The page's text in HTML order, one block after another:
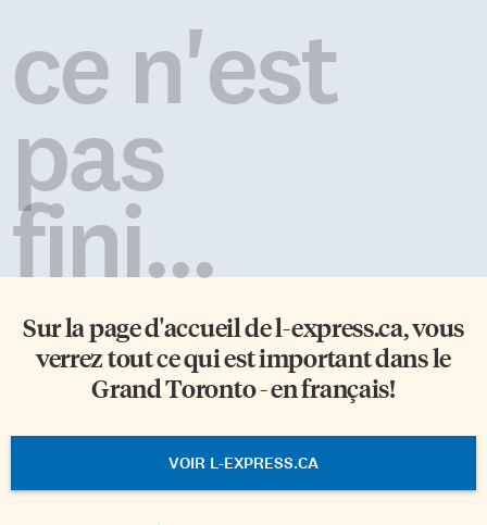
ce n'est
pas
fini...
Sur la page d'accueil del-express.ca, vous
verrez tout ce qui est important dans le
Grand Toronto - en français!
VOIR L-EXPRESS.CA